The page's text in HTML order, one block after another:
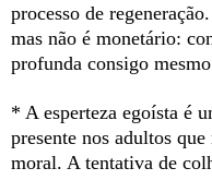
processo de
mas não é monetário:
profunda consigo
* A esperteza egoísta é
presente nos adultos
moral. A tentativa de